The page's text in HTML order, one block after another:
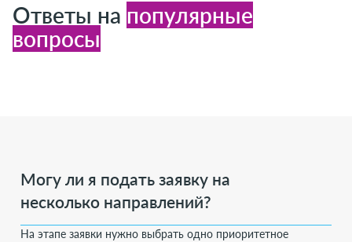
Ответы на популярные
вопросы
Могу ли я подать заявку на
несколько направлений?
На этапе заявки нужно выбрать одно приоритетное